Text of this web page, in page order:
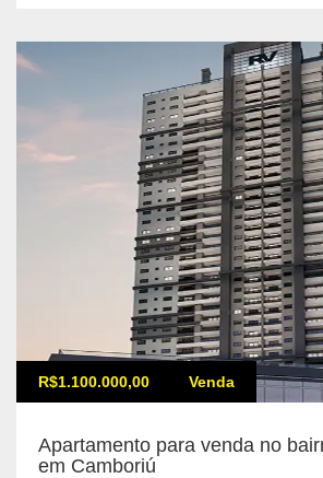
R$1.100.000,00 Venda
Apartamento para venda no
em Camboriú